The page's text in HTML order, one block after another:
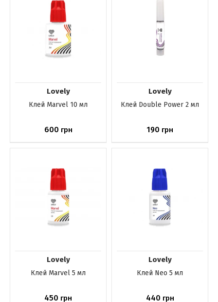
Lovely
Клей Marvel 10 мл
600 грн
Lovely
Клей Double Power 2 мл
190 грн
Lovely
Клей Marvel 5 мл
450 грн
Lovely
Клей Neo 5 мл
440 грн